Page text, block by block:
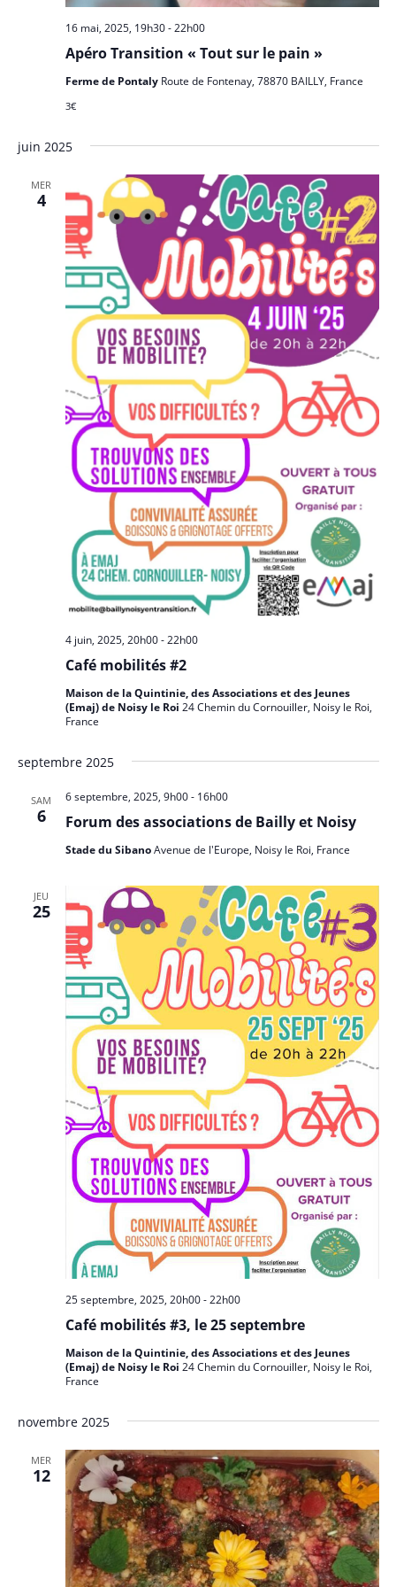
Apéro Transition « Tout sur le pain »
16 mai, 2025, 19h30-22h00
Ferme de Pontaly Route de Fontenay, 78870 BAILLY, France
3€
juin 2025
MER
4
Café mobilités #2
4 juin, 2025, 20h00-22h00
Maison de la Quintinie, des Associations et des Jeunes
(Emaj) de Noisy le Roi 24 Chemin du Cornouiller, Noisy le Roi,
France
septembre 2025
SAM
6 Forum des associations de Bailly et Noisy
6 septembre, 2025, 9h00- 16h00
Stade du SibanoAvenue de l'Europe, Noisy le Roi, France
JEU
25
Café mobilités #3, le 25 septembre
25 septembre, 2025, 20h00-22h00
Maison de la Quintinie, des Associations et des Jeunes
(Emaj) de Noisy le Roi 24 Chemin du Cornouiller, Noisy le Roi,
France
novembre 2025
MER
12